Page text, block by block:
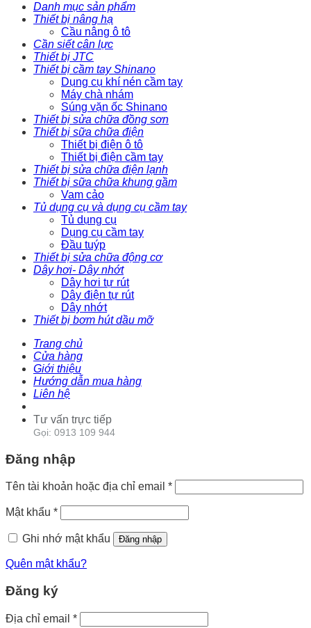
Danh mục sản phẩm
Thiết bị nâng hạ
Cầu nâng ô tô
Cần siết cân lực
Thiết bị JTC
Thiết bị cầm tay Shinano
Dụng cụ khí nén cầm tay
Máy chà nhám
Súng vặn ốc Shinano
Thiết bị sửa chữa đồng sơn
Thiết bị sữa chữa điện
Thiết bị điện ô tô
Thiết bị điện cầm tay
Thiết bị sửa chữa điện lạnh
Thiết bị sữa chữa khung gầm
Vam cảo
Tủ dụng cụ và dụng cụ cầm tay
Tủ dụng cụ
Dụng cụ cầm tay
Đầu tuýp
Thiết bị sửa chữa động cơ
Dây hơi- Dây nhớt
Dây hơi tự rút
Dây điện tự rút
Dây nhớt
Thiết bị bơm hút dầu mỡ
Trang chủ
Cửa hàng
Giới thiệu
Hướng dẫn mua hàng
Liên hệ
Tư vấn trực tiếp
Gọi: 0913 109 944
Đăng nhập
Tên tài khoản hoặc địa chỉ email *
Mật khẩu *
Ghi nhớ mật khẩu Đăng nhập
Quên mật khẩu?
Đăng ký
Địa chỉ email *